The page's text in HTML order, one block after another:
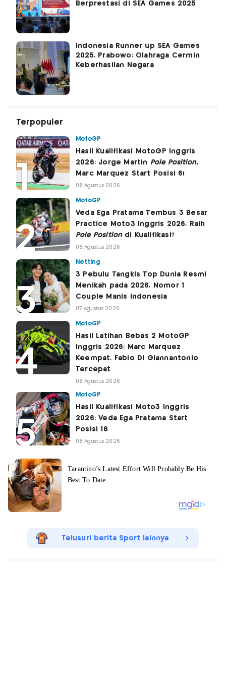
Berprestasi di SEA Games 2025
Indonesia Runner up SEA Games
2025, Prabowo: Olahraga Cermin
Keberhasilan Negara
Terpopuler
MotoGP
Hasil Kualifikasi MotoGP Inggris
2026: Jorge Martin Pole Position,
Marc Marquez Start Posisi 6!
08 Agustus 2026
MotoGP
Veda Ega Pratama Tembus 3 Besar
Practice Moto3 Inggris 2026, Raih
Pole Positiondi Kualifikasi?
08 Agustus 2026
Netting
3 Pebulu Tangkis Top Dunia Resmi
Menikah pada 2026, Nomor 1
Couple Manis Indonesia
07 Agustus 2026
MotoGP
Hasil Latihan Bebas 2 MotoGP
Inggris 2026: Marc Marquez
Keempat, Fabio Di Giannantonio
Tercepat
08 Agustus 2026
MotoGP
Hasil Kualifikasi Moto3 Inggris
2026: Veda Ega Pratama Start
Posisi 16
08 Agustus 2026
Telusuri berita Sport lainnya